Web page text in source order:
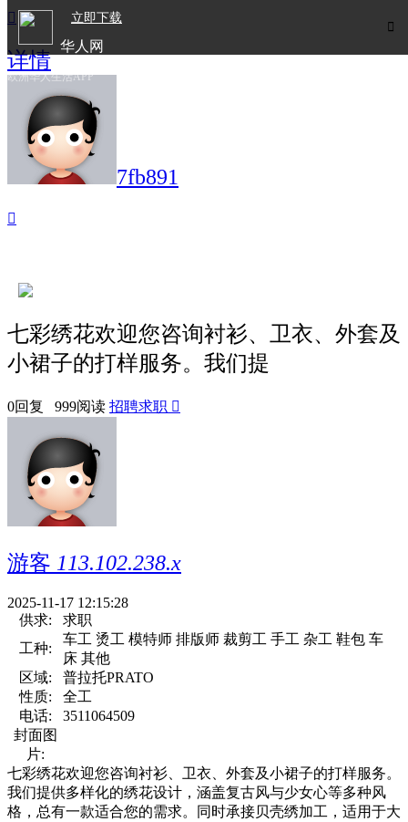

立即下载
华人网
欧洲华人生活APP

详情
7fb891

七彩绣花欢迎您咨询衬衫、卫衣、外套及
小裙子的打样服务。我们提
0回复 999阅读 招聘求职 
游客 113.102.238.x
2025-11-17 12:15:28
供求:
求职
工种:
车工 烫工 模特师 排版师 裁剪工 手工 杂工 鞋包 车
床 其他
区域:
普拉托PRATO
性质:
全工
电话:
3511064509
封面图
片:
七彩绣花欢迎您咨询衬衫、卫衣、外套及小裙子的打样服务。
我们提供多样化的绣花设计，涵盖复古风与少女心等多种风
格，总有一款适合您的需求。同时承接贝壳绣加工，适用于大